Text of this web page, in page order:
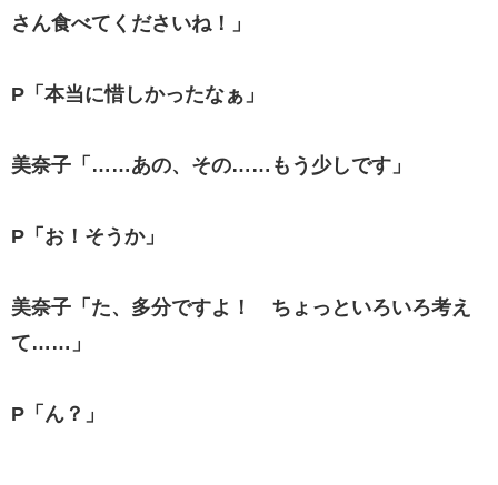
さん食べてくださいね！」
P「本当に惜しかったなぁ」
美奈子「……あの、その……もう少しです」
P「お！そうか」
美奈子「た、多分ですよ！ ちょっといろいろ考え
て……」
P「ん？」